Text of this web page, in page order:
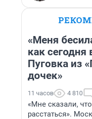
«Меня
как сегодня
Пуговка из
дочек»
11 часов 4 810
«Мне сказали,
расстаться».